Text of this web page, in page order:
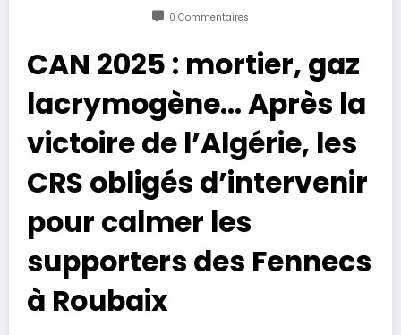
0 Commentaires
CAN 2025 : mortier, gaz
lacrymogène… Après la
victoire de l’Algérie, les
CRS obligés d’intervenir
pour calmer les
supporters des Fennecs
à Roubaix